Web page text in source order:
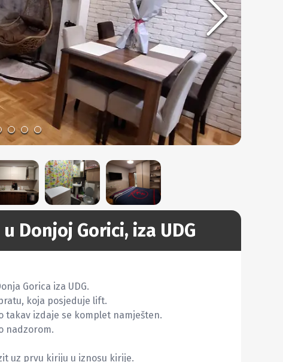
Donjoj Gorici, iza UDG
Gorica iza UDG.
koja posjeduje lift.
izdaje se komplet namješten.
nadzorom.
uz prvu kiriju u iznosu kirije.